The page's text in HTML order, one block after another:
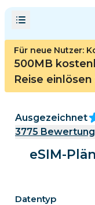
Für neue Nutzer:
500MB
Reise einlösen
Ausgezeichnet
3775
eSIM-
Datentyp